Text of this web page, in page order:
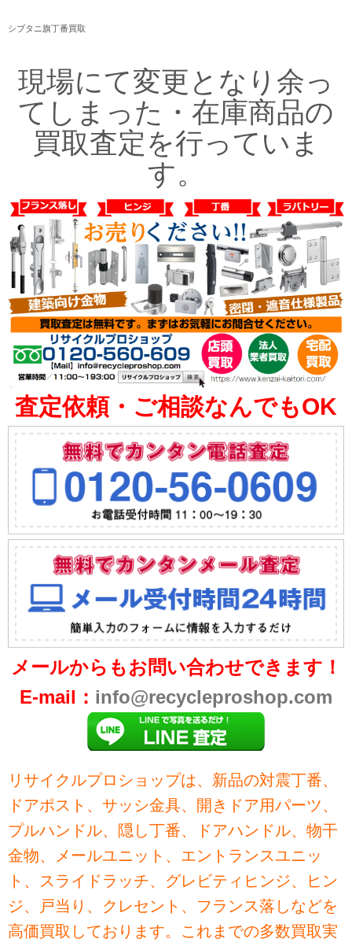
シブタニ旗丁番買取
現場にて変更となり余っ
てしまった・在庫商品の
買取査定を行っていま
す。
査定依頼・ご相談なんでもOK
メールからもお問い合わせできます！
E-mail： info@recycleproshop.com
リサイクルプロショップは、新品の対震丁番、
ドアポスト、サッシ金具、開きドア用パーツ、
プルハンドル、隠し丁番、ドアハンドル、物干
金物、メールユニット、エントランスユニッ
ト、スライドラッチ、グレビティヒンジ、ヒン
ジ、戸当り、クレセント、フランス落しなどを
高価買取しております。これまでの多数買取実